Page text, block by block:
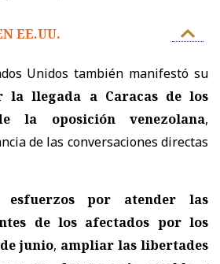
EE.UU.
Unidos también manifestó su
la llegada a Caracas de los
la oposición venezolana,
de las conversaciones directas
esfuerzos por atender las
de los afectados por los
junio, ampliar las libertades